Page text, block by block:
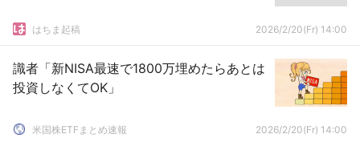
はちま起稿 2026/2/20(Fr) 14:00
識者「新NISA最速で1800万埋めたらあとは
投資しなくてOK」
米国株ETFまとめ速報 2026/2/20(Fr) 14:00